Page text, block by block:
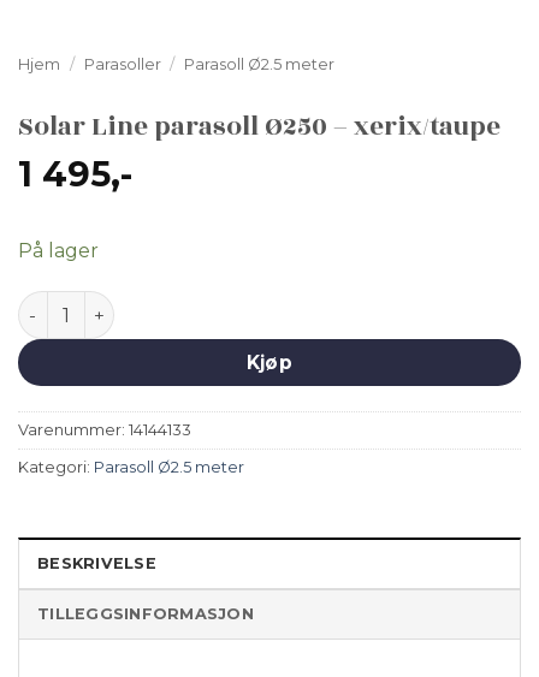
Hjem / Parasoller / Parasoll Ø2.5 meter
Solar Line parasoll Ø250 – xerix/taupe
1 495,-
På lager
Solar Line parasoll Ø250 - xerix/taupe antall
Kjøp
Varenummer: 14144133
Kategori: Parasoll Ø2.5 meter
BESKRIVELSE
TILLEGGSINFORMASJON